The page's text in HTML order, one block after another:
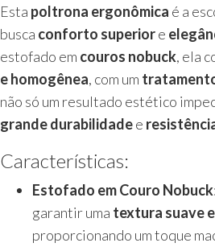
Esta poltrona ergonômica é a
busca conforto superiore
estofado em couros nobuck, ela
e homogênea, com um
não só um resultado estético
grande durabilidadee
Características:
Estofado em Couro Nobuck
garantir uma textura suave
proporcionando um toque